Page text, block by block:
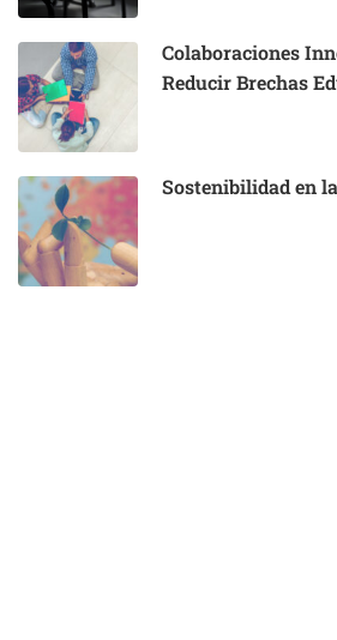
Colaboraciones
Reducir Brechas
Sostenibilidad en